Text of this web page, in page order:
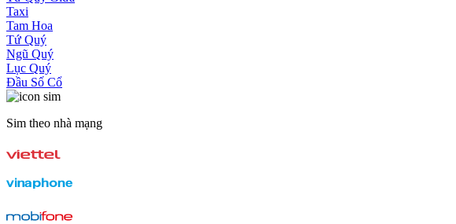
Taxi
Tam Hoa
Tứ Quý
Ngũ Quý
Lục Quý
Đầu Số Cổ
Sim theo nhà mạng